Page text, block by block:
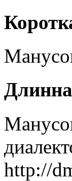
http://